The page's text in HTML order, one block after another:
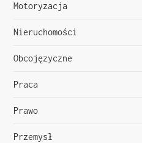
u
Motoryzacja
Nieruchomości
Obcojęzyczne
Praca
Prawo
Przemysł